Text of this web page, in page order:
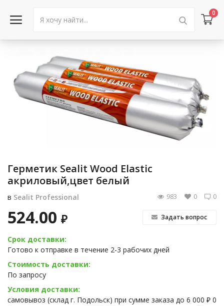
0
Войти в аккаунт
Каталог товаров
Объявления
Контакты
Город: Колумбус
Герметик Sealit Wood Elastic
акриловый,цвет белый
в Sealit Professional 0
0
983
524.00 ₽ Задать вопрос
Срок доставки:
Готово к отправке в течение 2-3 рабочих дней
Стоимость доставки:
По запросу
Условия доставки:
самовывоз (склад г. Подольск) при сумме заказа до 6 000 ₽ 0